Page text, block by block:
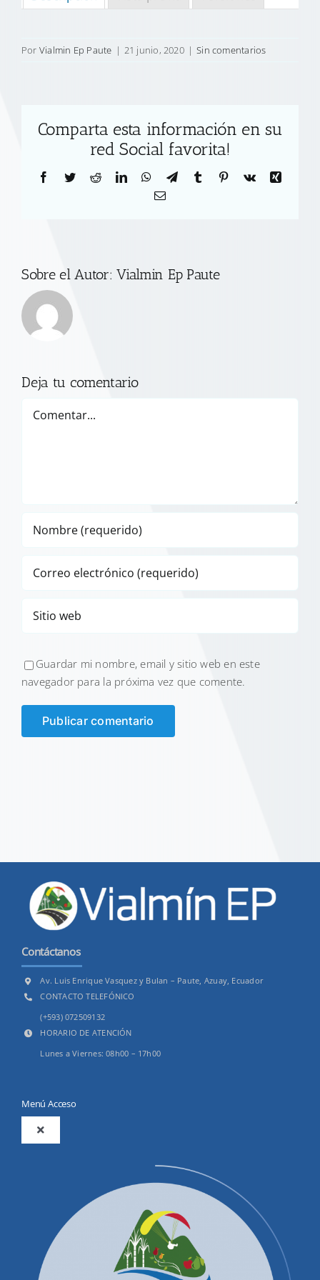
Por Vialmin Ep Paute | 21 junio, 2020 | Sin comentarios
Comparta esta información en su
red Social favorita!
Facebook
TwitterRedditLinkedInWhatsApp
TelegramTumblr Pinterest
Vk
Xing
Correo
Sobre el Autor:Vialmin Ep Paute
Deja tu comentario
Guardar mi nombre, email y sitio web en este
navegador para la próxima vez que comente.
Contáctanos
Av. Luis Enrique Vasquez y Bulan – Paute, Azuay, Ecuador
CONTACTO TELEFÓNICO
(+593) 072509132
HORARIO DE ATENCIÓN
Lunes a Viernes: 08h00 – 17h00
Menú Acceso
Toggle
Productos y Servicios
Convocatorias Precalificación